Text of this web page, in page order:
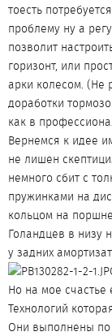
тоесть
проблему ну а
позволит
горизонт, или
арки колесом. (Не
доработки
как в
Вернемся к идее
не лишен
немного сбит с
пружинками на
кольцом на
Голандцев в низу
у задних
Но на мое
Технологий
Они выполнены по